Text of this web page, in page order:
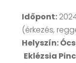
Időpont:
(érkezés,
Helyszín:
Eklézsia